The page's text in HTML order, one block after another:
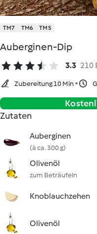
TM7 TM6 TM5
Auberginen-Dip
3.3 210
Zubereitung 10 Min
Zutaten
Auberginen
(à ca. 300 g)
Olivenöl
zum Beträufeln
Knoblauchzehen
Olivenöl